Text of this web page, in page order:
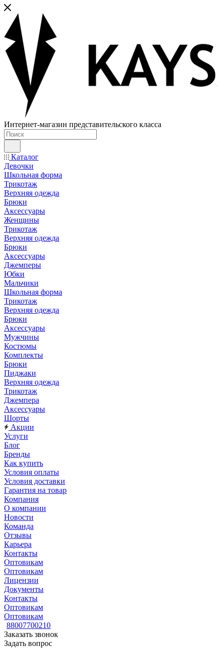
Интернет-магазин представительского класса
Каталог
Девочки
Школьная форма
Трикотаж
Верхняя одежда
Брюки
Аксессуары
Женщины
Трикотаж
Верхняя одежда
Брюки
Аксессуары
Джемперы
Юбки
Мальчики
Школьная форма
Трикотаж
Верхняя одежда
Брюки
Аксессуары
Мужчины
Костюмы
Комплекты
Брюки
Пиджаки
Верхняя одежда
Трикотаж
Джемпера
Аксессуары
Шорты
Акции
Услуги
Блог
Бренды
Как купить
Условия оплаты
Условия доставки
Гарантия на товар
Компания
О компании
Новости
Команда
Отзывы
Карьера
Контакты
Оптовикам
Оптовикам
Лицензии
Документы
Контакты
Оптовикам
Оптовикам
88007700210
Заказать звонок
Задать вопрос